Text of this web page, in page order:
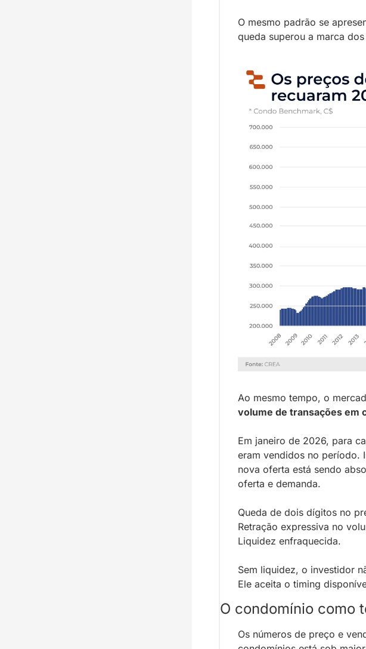
O mesmo padrão se
queda superou a marca
Ao mesmo tempo, o
volume de transações em
Em janeiro de 2026, para
eram vendidos no período.
nova oferta está sendo
oferta e demanda.
Queda de dois dígitos no
Retração expressiva no
Liquidez enfraquecida.
Sem liquidez, o investidor
Ele aceita o timing
O condomínio como
Os números de preço e